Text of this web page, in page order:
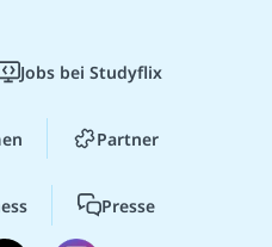
Jobs bei Studyflix
Partner
Presse